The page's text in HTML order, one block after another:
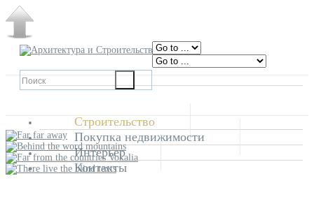
Строительство
Покупка недвижимости
Интерьер
Контакты